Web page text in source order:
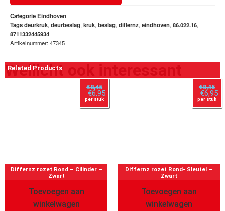
Categorie Eindhoven
Tagsdeurkruk, deurbeslag, kruk, beslag, differnz, eindhoven, 86.022.16,
8711332445934
Artikelnummer: 47345
Wellicht ook interessant
Related Products
Differnz rozet Rond – Cilinder –
Zwart
€8,45
€6,95
per stuk
Toevoegen aan
winkelwagen
Differnz rozet Rond- Sleutel –
Zwart
€8,45
€6,95
per stuk
Toevoegen aan
winkelwagen